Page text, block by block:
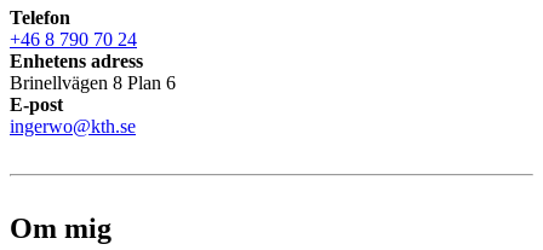
Telefon
+46 8 790 70 24
Enhetens adress
Brinellvägen 8 Plan 6
E-post
ingerwo@kth.se
Om mig